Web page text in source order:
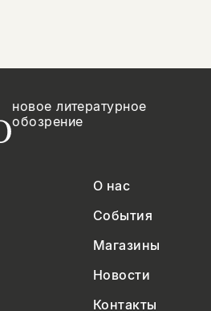
новое литературное
обозрение
О нас
События
Магазины
Новости
Контакты